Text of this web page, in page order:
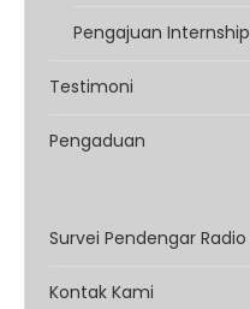
Pengajuan Internship
Testimoni
Pengaduan
Survei Pendengar Radio
Kontak Kami